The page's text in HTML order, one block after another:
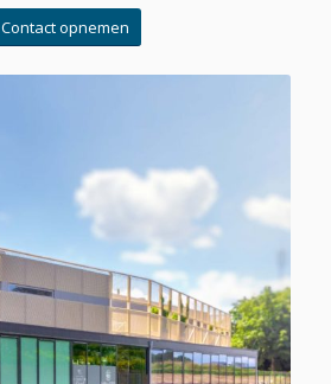
Contact opnemen